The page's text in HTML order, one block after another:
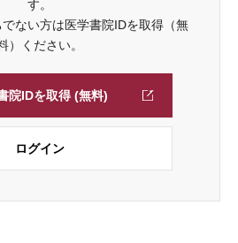
す。
ない方は医学書院IDを取得（無
）ください。
院IDを取得 (無料)
ログイン